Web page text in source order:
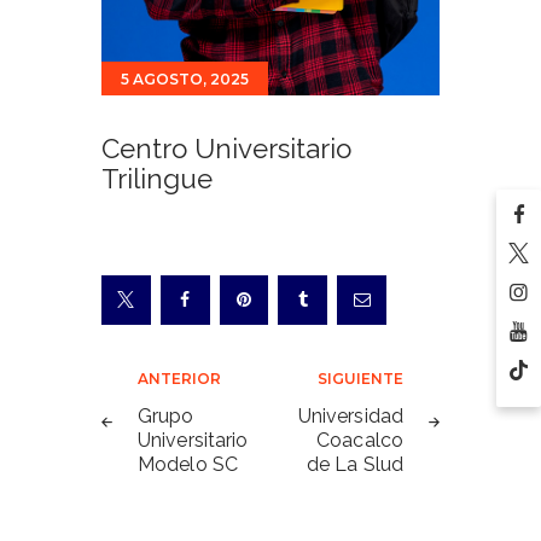
5 AGOSTO, 2025
Centro Universitario
Trilingue
Navegación
de
entradas
ANTERIOR
Grupo
Universitario
Modelo SC
SIGUIENTE
Universidad
Coacalco
de La Slud